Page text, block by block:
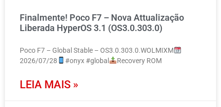
Finalmente! Poco F7 – Nova Attualização
Liberada HyperOS 3.1 (OS3.0.303.0)
Poco F7 – Global Stable – OS3.0.303.0.WOLMIXM
2026/07/28
#onyx #global Recovery ROM
LEIA MAIS »